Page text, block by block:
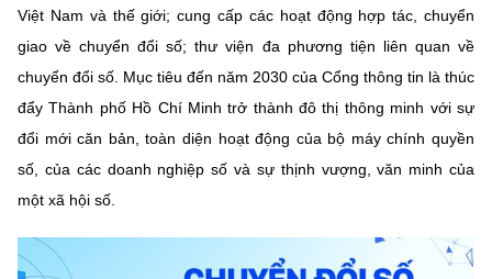
Năng lượng nguyên tử
Tin tổng hợp
Tin địa phương
Đổi mới sáng tạo
Chuyển đổi số
Tiêu chuẩn, đo lường, chất lượng
THƯ ĐIỆN TỬ
Khác
Videos
Ảnh
Voice
Việt Nam và thế giới; cung cấp các hoạt động hợp tác, chuyển
giao về chuyển đổi số; thư viện đa phương tiện liên quan về
chuyển đổi số. Mục tiêu đến năm 2030 của Cổng thông tin là thúc
đẩy Thành phố Hồ Chí Minh trở thành đô thị thông minh với sự
đổi mới căn bản, toàn diện hoạt động của bộ máy chính quyền
số, của các doanh nghiệp số và sự thịnh vượng, văn minh của
một xã hội số.